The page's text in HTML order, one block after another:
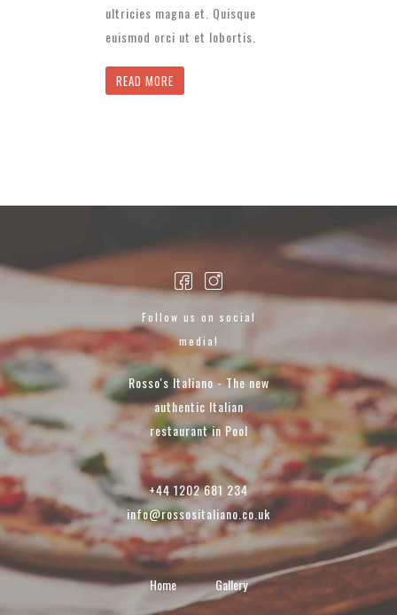
ultricies magna et. Quisque
euismod orci ut et lobortis.
READ MORE
Follow us on social
media!
Rosso's Italiano - The new
authentic Italian
restaurant in Pool
+44 1202 681 234
info@rossositaliano.co.uk
Home Gallery